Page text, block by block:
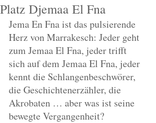
Platz Djemaa El Fna
Jema En Fna ist das pulsierende
Herz von Marrakesch: Jeder geht
zum Jemaa El Fna, jeder trifft
sich auf dem Jemaa El Fna, jeder
kennt die Schlangenbeschwörer,
die Geschichtenerzähler, die
Akrobaten … aber was ist seine
bewegte Vergangenheit?